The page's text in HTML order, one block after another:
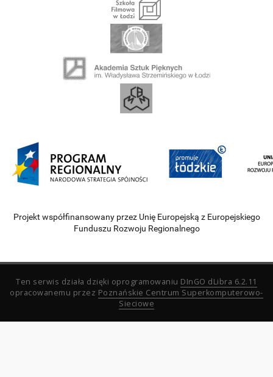
Projekt współfinansowany przez Unię Europejską z Europejskiego
Funduszu Rozwoju Regionalnego
Ten serwis działa dzięki oprogramowaniu DInGO dLibra 6.2.11
opracowanemu przez Poznańskie Centrum Superkomputerowo-
Sieciowe